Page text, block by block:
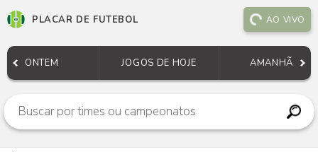
PLACAR DE FUTEBOL AO VIVO
ONTEM JOGOS DE HOJE AMANHÃ